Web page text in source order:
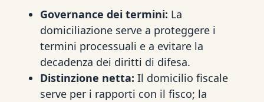
Governance dei termini: La
domiciliazione serve a proteggere i
termini processuali e a evitare la
decadenza dei diritti di difesa.
Distinzione netta: Il domicilio fiscale
serve per i rapporti con il fisco; la